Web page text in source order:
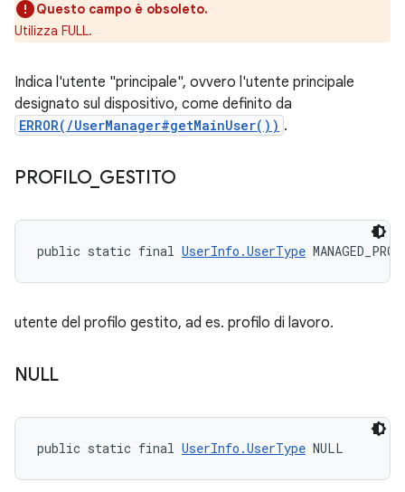
Questo campo è obsoleto.
Utilizza FULL.
Indica l'utente "principale", ovvero l'utente principale
designato sul dispositivo, come definito da
ERROR(/UserManager#getMainUser()) .
PROFILO_ GESTITO
public static final UserInfo.UserType
utente del profilo gestito, ad es. profilo di lavoro.
NULL
public static final UserInfo.UserType NULL